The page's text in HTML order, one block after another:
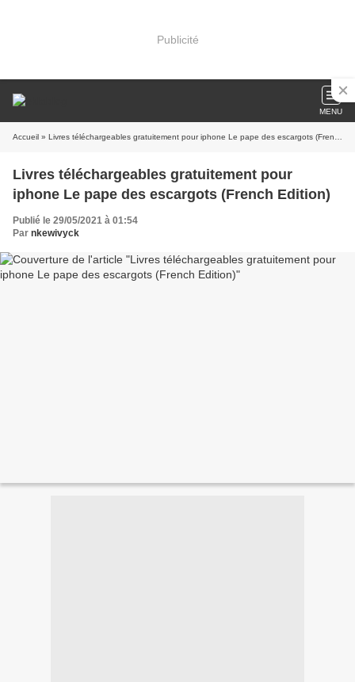
Publicité
MENU
Accueil » Livres téléchargeables gratuitement pour iphone Le pape des escargots (French Edition)
Livres téléchargeables gratuitement pour
iphone Le pape des escargots (French Edition)
Publié le 29/05/2021 à 01:54
Par nkewivyck